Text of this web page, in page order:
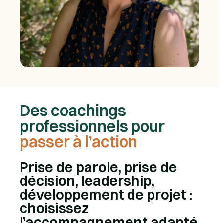
Des coachings
professionnels pour
passer à l’action
Prise de parole, prise de
décision, leadership,
développement de projet :
choisissez